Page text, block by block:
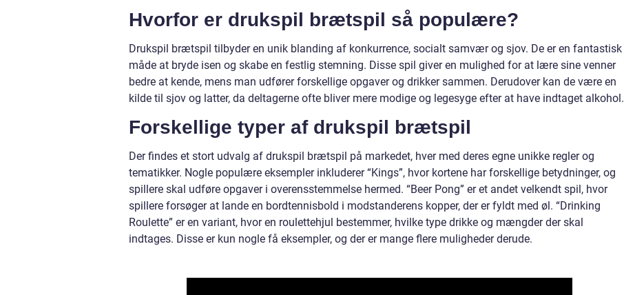
Hvorfor er drukspil brætspil så populære?
Drukspil brætspil tilbyder en unik blanding af konkurrence, socialt samvær og sjov. De er en fantastisk
måde at bryde isen og skabe en festlig stemning. Disse spil giver en mulighed for at lære sine venner
bedre at kende, mens man udfører forskellige opgaver og drikker sammen. Derudover kan de være en
kilde til sjov og latter, da deltagerne ofte bliver mere modige og legesyge efter at have indtaget alkohol.
Forskellige typer af drukspil brætspil
Der findes et stort udvalg af drukspil brætspil på markedet, hver med deres egne unikke regler og
tematikker. Nogle populære eksempler inkluderer “Kings”, hvor kortene har forskellige betydninger, og
spillere skal udføre opgaver i overensstemmelse hermed. “Beer Pong” er et andet velkendt spil, hvor
spillere forsøger at lande en bordtennisbold i modstanderens kopper, der er fyldt med øl. “Drinking
Roulette” er en variant, hvor en roulettehjul bestemmer, hvilke type drikke og mængder der skal
indtages. Disse er kun nogle få eksempler, og der er mange flere muligheder derude.